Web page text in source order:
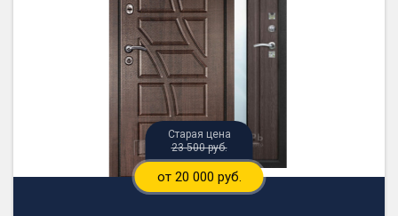
23 500 руб.
от 20 000 руб.